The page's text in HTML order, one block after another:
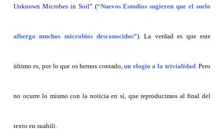
Unknown Microbes in Soil” (“Nuevos Estudios sugieren que el suelo
alberga muchos microbios desconocidos”). La verdad es que este
último es, por lo que os hemos contado,un elogio a la trivialidad. Pero
no ocurre lo mismo con la noticia en sí, que reproducimos al final del
texto en suahili.